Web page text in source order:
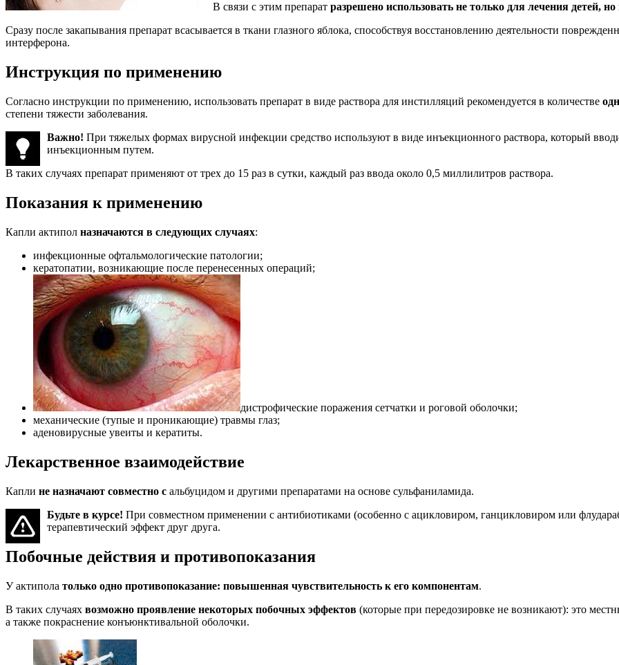
В связи с этим препарат разрешено использовать не только для лечения детей, но
Сразу после закапывания препарат всасывается в ткани глазного яблока, способствуя восстановлению деятельности
интерферона.
Инструкция по применению
Согласно инструкции по применению, использовать препарат в виде раствора для инстилляций рекомендуется в количестве
степени тяжести заболевания.
Важно! При тяжелых формах вирусной инфекции средство используют в виде инъекционного раствора, который
инъекционным путем.
В таких случаях препарат применяют от трех до 15 раз в сутки, каждый раз ввода около 0,5 миллилитров раствора.
Показания к применению
Капли актипол назначаются в следующих случаях:
инфекционные офтальмологические патологии;
кератопатии, возникающие после перенесенных операций;
дистрофические поражения сетчатки и роговой оболочки;
механические (тупые и проникающие) травмы глаз;
аденовирусные увеиты и кератиты.
Лекарственное взаимодействие
Капли не назначают совместно с альбуцидом и другими препаратами на основе сульфаниламида.
Будьте в курсе! При совместном применении с антибиотиками (особенно с ацикловиром, ганцикловиром или
терапевтический эффект друг друга.
Побочные действия и противопоказания
У актипола только одно противопоказание: повышенная чувствительность к его компонентам.
В таких случаях возможно проявление некоторых побочных эффектов (которые при передозировке не возникают): это
а также покраснение конъюнктивальной оболочки.